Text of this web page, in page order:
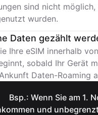
sind nicht
wurden.
Daten gezählt
Ihre eSIM innerhalb
sobald Ihr Gerät
Daten-Roaming
Bsp.: Wenn Sie am 1.
und